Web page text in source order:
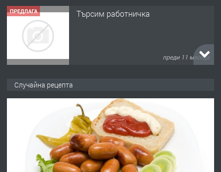
ПРЕДЛАГА Търсим работничка
преди 11 месеца
преди 1 година
Работа за общи работници
Случайна рецепта